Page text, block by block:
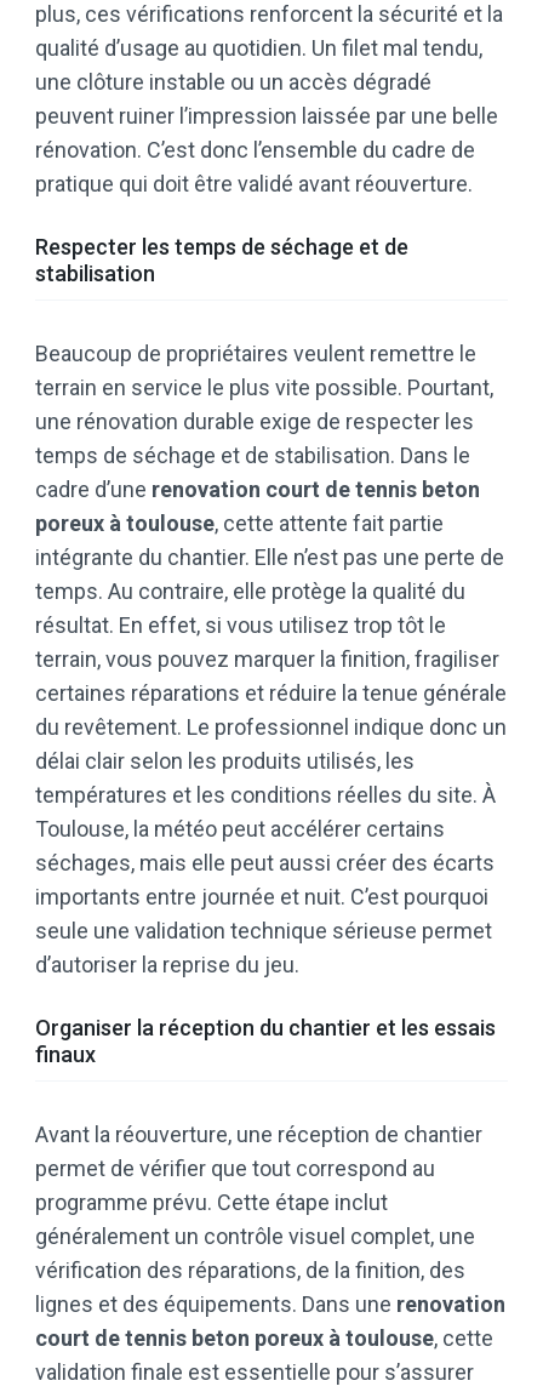
plus, ces vérifications renforcent la sécurité et la
qualité d’usage au quotidien. Un filet mal tendu,
une clôture instable ou un accès dégradé
peuvent ruiner l’impression laissée par une belle
rénovation. C’est donc l’ensemble du cadre de
pratique qui doit être validé avant réouverture.
Respecter les temps de séchage et de
stabilisation
Beaucoup de propriétaires veulent remettre le
terrain en service le plus vite possible. Pourtant,
une rénovation durable exige de respecter les
temps de séchage et de stabilisation. Dans le
cadre d’une renovation court de tennis beton
poreux à toulouse, cette attente fait partie
intégrante du chantier. Elle n’est pas une perte de
temps. Au contraire, elle protège la qualité du
résultat. En effet, si vous utilisez trop tôt le
terrain, vous pouvez marquer la finition, fragiliser
certaines réparations et réduire la tenue générale
du revêtement. Le professionnel indique donc un
délai clair selon les produits utilisés, les
températures et les conditions réelles du site. À
Toulouse, la météo peut accélérer certains
séchages, mais elle peut aussi créer des écarts
importants entre journée et nuit. C’est pourquoi
seule une validation technique sérieuse permet
d’autoriser la reprise du jeu.
Organiser la réception du chantier et les essais
finaux
Avant la réouverture, une réception de chantier
permet de vérifier que tout correspond au
programme prévu. Cette étape inclut
généralement un contrôle visuel complet, une
vérification des réparations, de la finition, des
lignes et des équipements. Dans une renovation
court de tennis beton poreux à toulouse, cette
validation finale est essentielle pour s’assurer